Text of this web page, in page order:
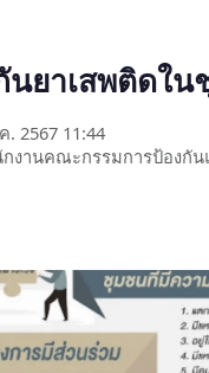
นยาเสพติดใ
. 2567 11:44
งานคณะกรรมการป้องกัน